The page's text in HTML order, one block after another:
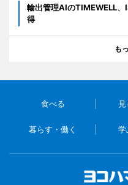
輸出管理AIのTIMEWELL
得
も
食べる
暮らす・働く 学